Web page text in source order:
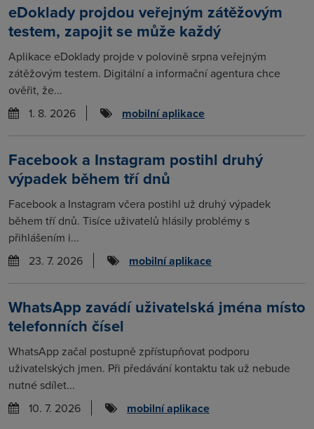
eDoklady projdou veřejným zátěžovým
testem, zapojit se může každý
Aplikace eDoklady projde v polovině srpna veřejným
zátěžovým testem. Digitální a informační agentura chce
ověřit, že...
1. 8. 2026
mobilní aplikace
Facebook a Instagram postihl druhý
výpadek během tří dnů
Facebook a Instagram včera postihl už druhý výpadek
během tří dnů. Tisíce uživatelů hlásily problémy s
přihlášením i...
23. 7. 2026
mobilní aplikace
WhatsApp zavádí uživatelská jména místo
telefonních čísel
WhatsApp začal postupně zpřístupňovat podporu
uživatelských jmen. Při předávání kontaktu tak už nebude
nutné sdílet...
10. 7. 2026
mobilní aplikace